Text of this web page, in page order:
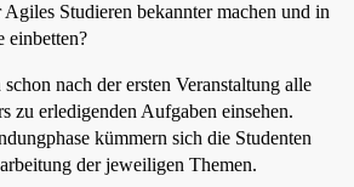
Studieren bekannter machen und in
einbetten?
nach der ersten Veranstaltung alle
zu erledigenden Aufgaben einsehen.
kümmern sich die Studenten
der jeweiligen Themen.